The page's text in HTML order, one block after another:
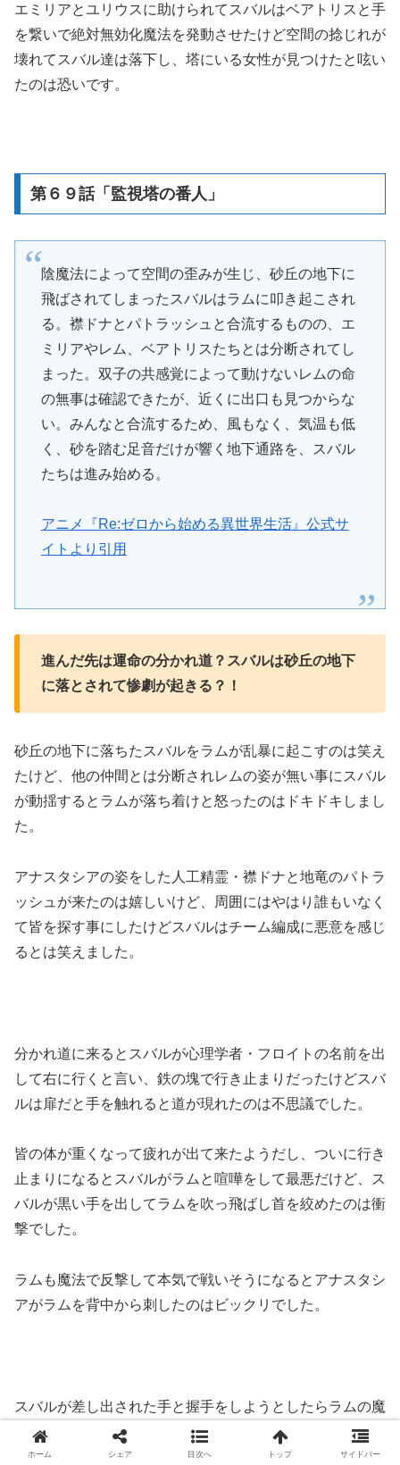
エミリアとユリウスに助けられてスバルはベアトリスと手
を繋いで絶対無効化魔法を発動させたけど空間の捻じれが
壊れてスバル達は落下し、塔にいる女性が見つけたと呟い
たのは恐いです。
第６９話「監視塔の番人」
陰魔法によって空間の歪みが生じ、砂丘の地下に
飛ばされてしまったスバルはラムに叩き起こされ
る。襟ドナとパトラッシュと合流するものの、エ
ミリアやレム、ベアトリスたちとは分断されてし
まった。双子の共感覚によって動けないレムの命
の無事は確認できたが、近くに出口も見つからな
い。みんなと合流するため、風もなく、気温も低
く、砂を踏む足音だけが響く地下通路を、スバル
たちは進み始める。
アニメ『Re:ゼロから始める異世界生活』公式サ
イトより引用
進んだ先は運命の分かれ道？スバルは砂丘の地下
に落とされて惨劇が起きる？！
砂丘の地下に落ちたスバルをラムが乱暴に起こすのは笑え
たけど、他の仲間とは分断されレムの姿が無い事にスバル
が動揺するとラムが落ち着けと怒ったのはドキドキしまし
た。
アナスタシアの姿をした人工精霊・襟ドナと地竜のパトラ
ッシュが来たのは嬉しいけど、周囲にはやはり誰もいなく
て皆を探す事にしたけどスバルはチーム編成に悪意を感じ
るとは笑えました。
分かれ道に来るとスバルが心理学者・フロイトの名前を出
して右に行くと言い、鉄の塊で行き止まりだったけどスバ
ルは扉だと手を触れると道が現れたのは不思議でした。
皆の体が重くなって疲れが出て来たようだし、ついに行き
止まりになるとスバルがラムと喧嘩をして最悪だけど、ス
バルが黒い手を出してラムを吹っ飛ばし首を絞めたのは衝
撃でした。
ラムも魔法で反撃して本気で戦いそうになるとアナスタシ
アがラムを背中から刺したのはビックリでした。
スバルが差し出された手と握手をしようとしたらラムの魔
法でアナスタシアが真っ二つになり、死にたくないと上半
身がスバルにしがみ付くとスバルが投げ捨てたのは酷いで
ホーム シェア 目次へ トップ サイドバー